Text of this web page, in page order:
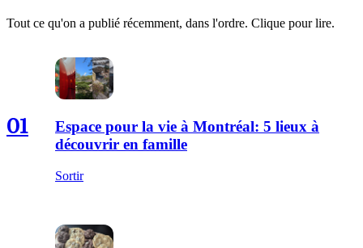
Tout ce qu'on a publié récemment, dans l'ordre. Clique pour lire.
01
Espace pour la vie à Montréal: 5 lieux à
découvrir en famille
Sortir